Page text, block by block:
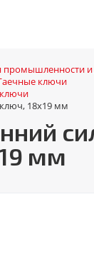
промышленности
ключи
18x19 мм
мм